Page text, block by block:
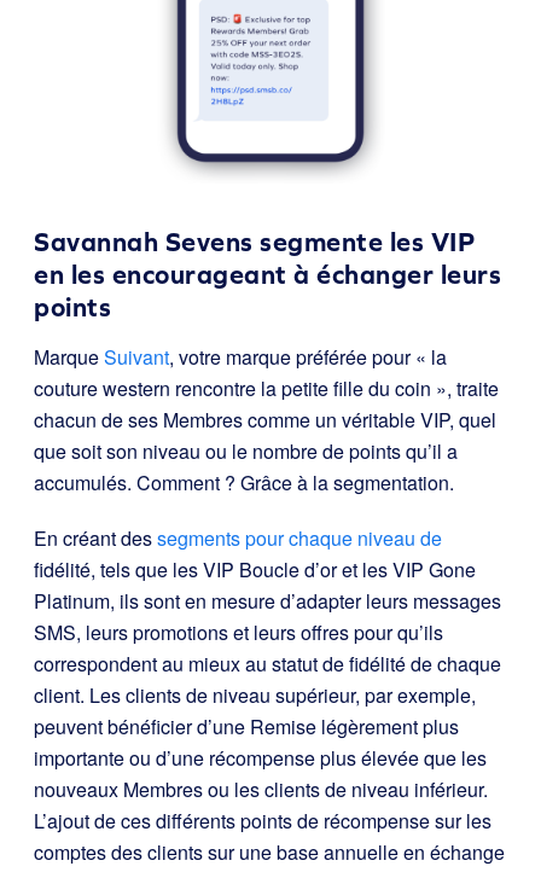
Savannah Sevens segmente les VIP
en les encourageant à échanger leurs
points
MarqueSuivant, votre marque préférée pour « la
couture western rencontre la petite fille du coin », traite
chacun de ses Membres comme un véritable VIP, quel
que soit son niveau ou le nombre de points qu’il a
accumulés. Comment ? Grâce à la segmentation.
En créant dessegments pour chaque niveau de
fidélité, tels que les VIP Boucle d’or et les VIP Gone
Platinum, ils sont en mesure d’adapter leurs messages
SMS, leurs promotions et leurs offres pour qu’ils
correspondent au mieux au statut de fidélité de chaque
client. Les clients de niveau supérieur, par exemple,
peuvent bénéficier d’une Remise légèrement plus
importante ou d’une récompense plus élevée que les
nouveaux Membres ou les clients de niveau inférieur.
L’ajout de ces différents points de récompense sur les
comptes des clients sur une base annuelle en échange